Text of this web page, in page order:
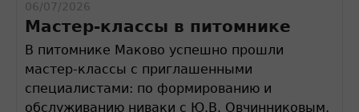
06/07/2026
Мастер-классы в питомнике
В питомнике Маково успешно прошли
мастер-классы с приглашенными
специалистами: по формированию и
обслуживанию ниваки с Ю.В. Овчинниковым,